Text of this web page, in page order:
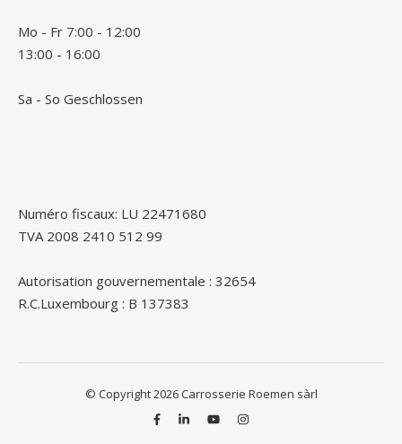
Mo - Fr 7:00 - 12:00
13:00 - 16:00
Sa - So Geschlossen
Numéro fiscaux: LU 22471680
TVA 2008 2410 512 99
Autorisation gouvernementale : 32654
R.C.Luxembourg : B 137383
© Copyright 2026 Carrosserie Roemen sàrl